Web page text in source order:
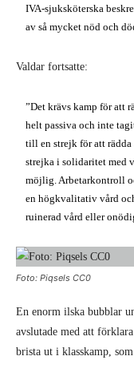
IVA-sjuksköterska
av så mycket nöd och
Valdar fortsatte:
”Det krävs kamp för att
helt passiva och inte
till en strejk för att rädda
strejka i solidaritet med
möjlig. Arbetarkontroll
en högkvalitativ vård
ruinerad vård eller
Foto: Piqsels CC0
En enorm ilska bubblar
avslutade med att
brista ut i klasskamp,